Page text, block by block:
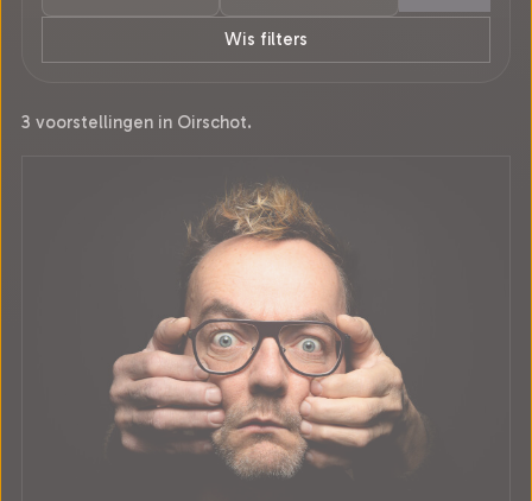
Wis filters
3 voorstellingen in Oirschot.